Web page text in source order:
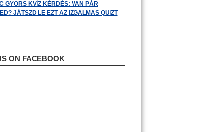
GYORS KVÍZ KÉRDÉS: VAN PÁR
JÁTSZD LE EZT AZ IZGALMAS QUIZT
ON FACEBOOK